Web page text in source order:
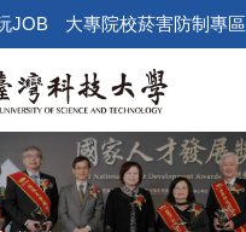
JOB 大專院校菸害防制專區